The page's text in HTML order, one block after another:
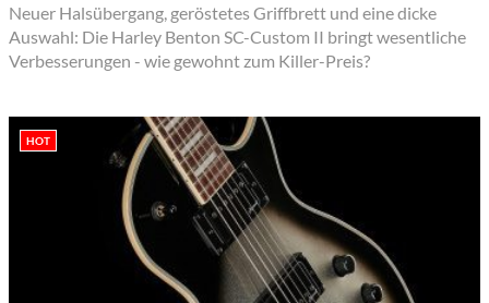
Neuer Halsübergang, geröstetes Griffbrett und eine dicke
Auswahl: Die Harley Benton SC-Custom II bringt wesentliche
Verbesserungen - wie gewohnt zum Killer-Preis?
HOT